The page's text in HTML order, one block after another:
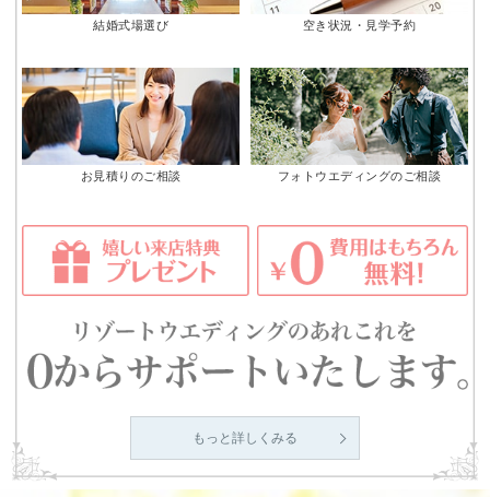
結婚式場選び 空き状況・見学予約
お見積りのご相談 フォトウエディングのご相談
もっと詳しくみる